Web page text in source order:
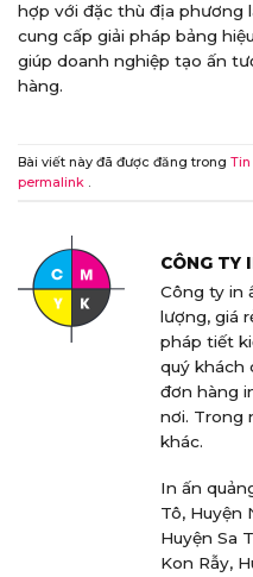
hợp với đặc thù địa phương
cung cấp giải pháp bảng
giúp doanh nghiệp tạo ấn
hàng.
Bài viết này đã được đăng trong
permalink .
CÔNG TY
Công ty in
lượng, giá
pháp tiết
quý khách
đơn hàng
nơi. Trong
khác.
In ấn
Tô, Huyện
Huyện Sa
Kon Rẫy,